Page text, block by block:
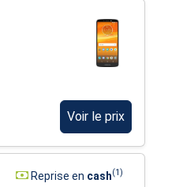
Voir le prix
Reprise en cash(1)